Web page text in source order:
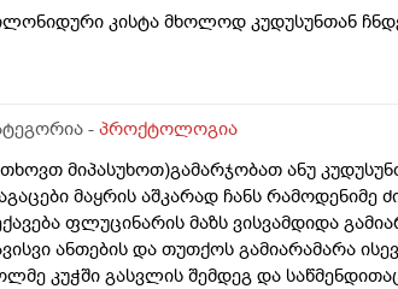
კისტა მხოლოდ კუდუსუნთან
- პროქტოლოგია
მიპასუხოთ)გამარჯობათ ანუ
მაყრის აშკარად ჩანს რამოდენიმე
ფლუცინარის მაზს ვისვამდიდა
ანთების და თუთქოს გამიარამარა
კუჭში გასვლის შემდეგ და